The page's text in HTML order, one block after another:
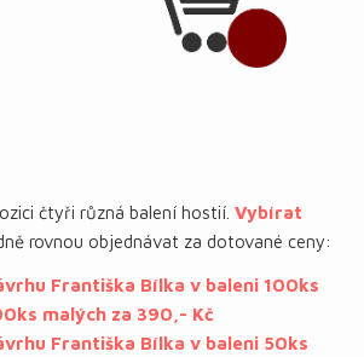
čtyři různá balení hostií. Vybírat
rovnou objednávat za dotované ceny:
Františka Bílka v baleni 100ks
malých za 390,- Kč
Františka Bílka v baleni 50ks